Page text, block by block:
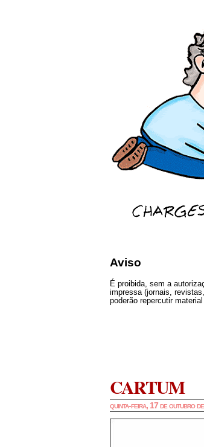
Aviso
É proibida, sem a
impressa (jornais,
poderão repercutir
CARTUM
quinta-feira, 17 de outubro